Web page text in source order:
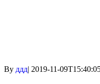
By ддд| 2019-11-